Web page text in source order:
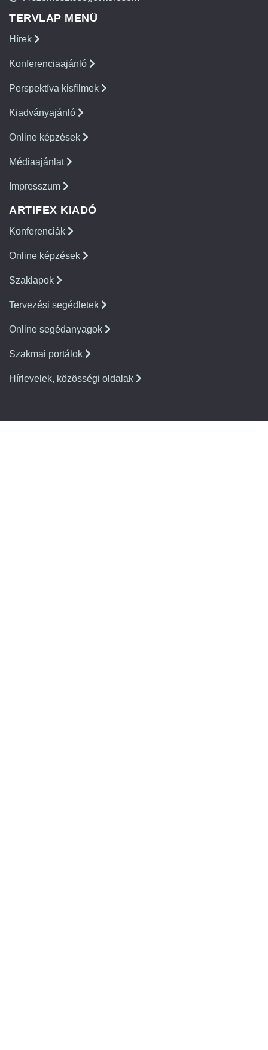
TERVLAP MENÜ
Hírek
Konferenciaajánló
Perspektíva kisfilmek
Kiadványajánló
Online képzések
Médiaajánlat
Impresszum
ARTIFEX KIADÓ
Konferenciák
Online képzések
Szaklapok
Tervezési segédletek
Online segédanyagok
Szakmai portálok
Hírlevelek, közösségi oldalak